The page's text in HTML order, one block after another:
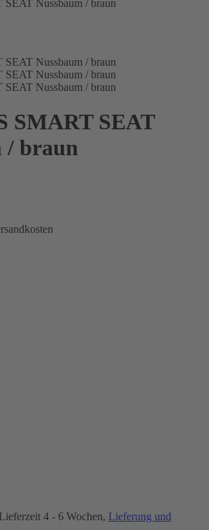
SMART SEAT
/ braun
4 - 6 Wochen, Lieferung und